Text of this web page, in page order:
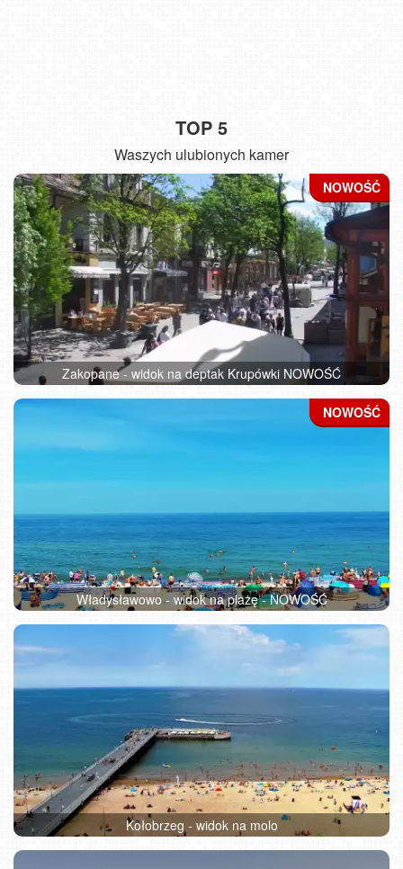
TOP 5
Waszych ulubionych kamer
Zakopane - widok na deptak Krupówki NOWOŚĆ
Władysławowo - widok na plażę - NOWOŚĆ
Kołobrzeg - widok na molo